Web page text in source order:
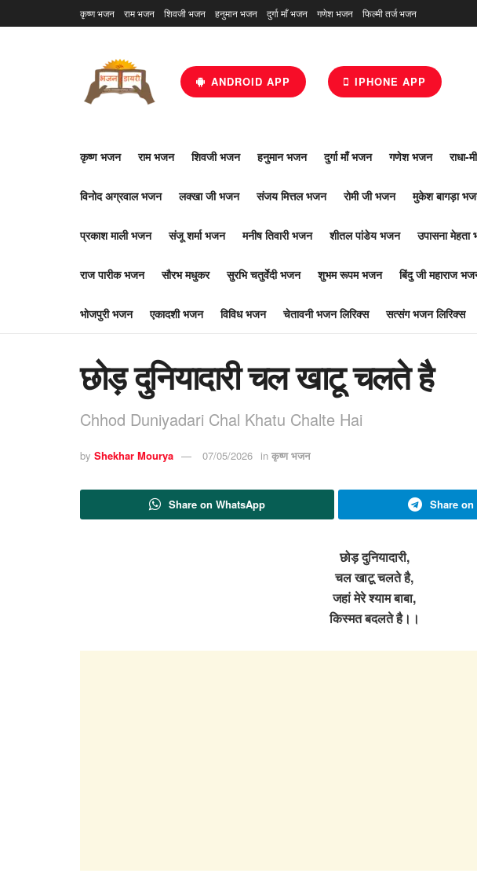
कृष्ण भजन राम भजन शिवजी भजन हनुमान भजन दुर्गा माँ भजन गणेश भजन फिल्मी तर्ज भजन
ANDROID APP IPHONE APP
कृष्ण भजन राम भजन शिवजी भजन हनुमान भजन दुर्गा माँ भजन गणेश भजन राधा-
विनोद अग्रवाल भजन लक्खा जी भजन संजय मित्तल भजन रोमी जी भजन मुकेश बागड़ा
प्रकाश माली भजन संजू शर्मा भजन मनीष तिवारी भजन शीतल पांडेय भजन उपासना
राज पारीक भजन सौरभ मधुकर सुरभि चतुर्वेदी भजन शुभम रूपम भजन बिंदु जी महाराज
भोजपुरी भजन एकादशी भजन विविध भजन चेतावनी भजन लिरिक्स सत्संग भजन लिरिक्स
छोड़ दुनियादारी चल खाटू चलते है
Chhod Duniyadari Chal Khatu Chalte Hai
by Shekhar Mourya 07/05/2026 in कृष्ण भजन
Share on WhatsApp Share on
छोड़ दुनियादारी,
चल खाटू चलते है,
जहां मेरे श्याम बाबा,
किस्मत बदलते है।।